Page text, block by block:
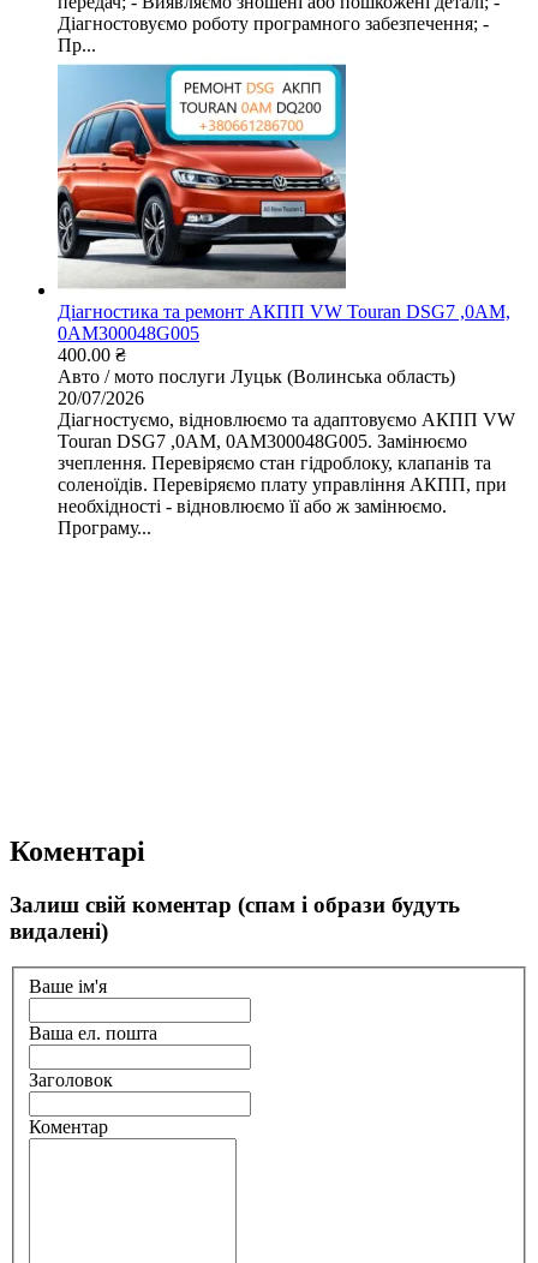
Діагностовуємо роботу програмного забезпечення; -
Пр...
Діагностика та ремонт АКПП VW Touran DSG7 ,0AM,
0AM300048G005
400.00 ₴
Авто / мото послуги Луцьк (Волинська область)
20/07/2026
Діагностуємо, відновлюємо та адаптовуємо АКПП VW
Touran DSG7 ,0AM, 0AM300048G005. Замінюємо
зчеплення. Перевіряємо стан гідроблоку, клапанів та
соленоїдів. Перевіряємо плату управління АКПП, при
необхідності - відновлюємо її або ж замінюємо.
Програму...
Коментарі
Залиш свій коментар (спам і образи будуть
видалені)
Ваше ім'я
Ваша ел. пошта
Заголовок
Коментар